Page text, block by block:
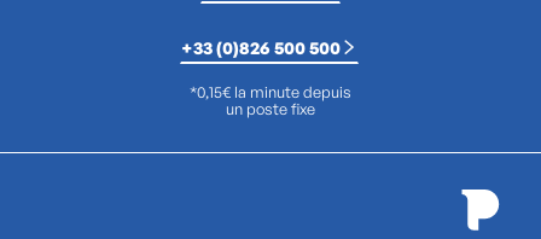
+33 (0)826 500 500
*0,15€ la minute depuis
un poste fixe